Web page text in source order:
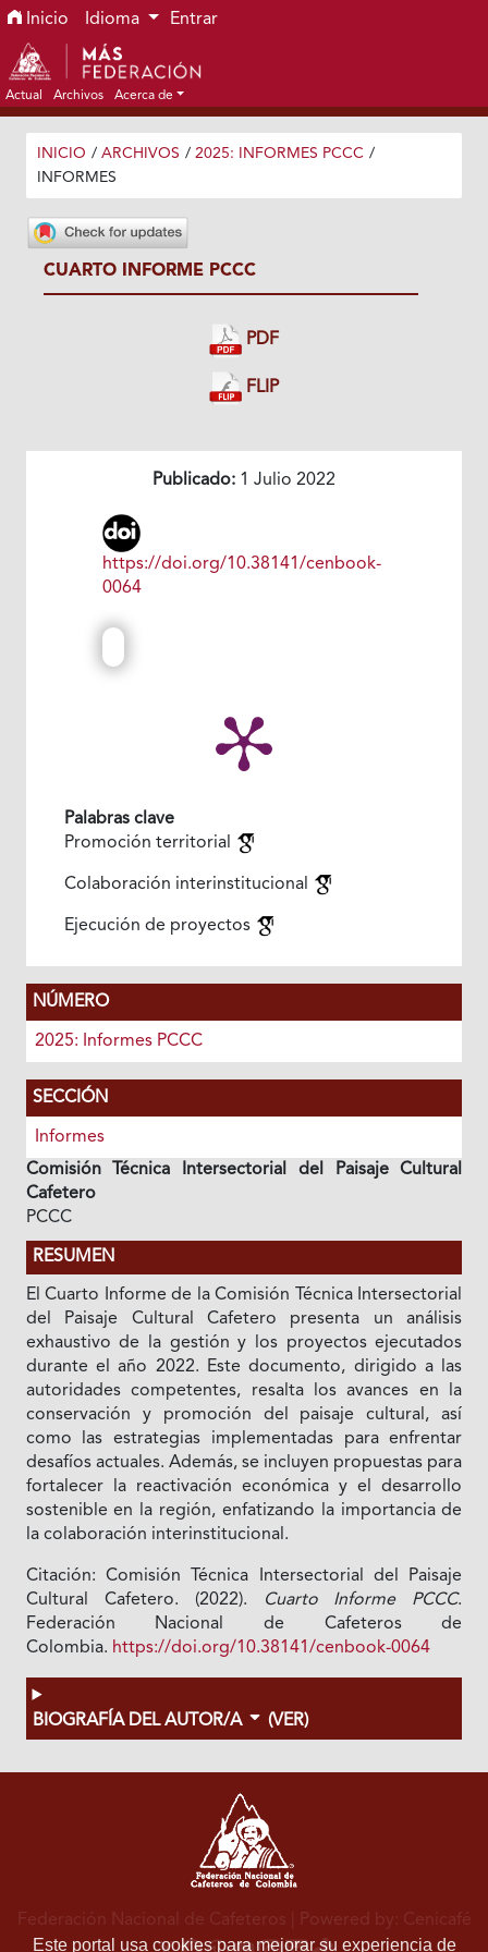
Ir al menú de navegación principal
Ir al contenido principal
Ir al pie de página del sitio
Inicio Idioma Entrar
Actual Archivos Acerca de
INICIO / ARCHIVOS / 2025: INFORMES PCCC /
INFORMES
CUARTO INFORME PCCC
PDF
FLIP
Publicado: 1 Julio 2022
https://doi.org/10.38141/cenbook-
0064
Palabras clave
Promoción territorial
Colaboración interinstitucional
Ejecución de proyectos
NÚMERO
2025: Informes PCCC
SECCIÓN
Informes
Comisión Técnica Intersectorial del Paisaje Cultural
Cafetero
PCCC
RESUMEN
El Cuarto Informe de la Comisión Técnica Intersectorial
del Paisaje Cultural Cafetero presenta un análisis
exhaustivo de la gestión y los proyectos ejecutados
durante el año 2022. Este documento, dirigido a las
autoridades competentes, resalta los avances en la
conservación y promoción del paisaje cultural, así
como las estrategias implementadas para enfrentar
desafíos actuales. Además, se incluyen propuestas para
fortalecer la reactivación económica y el desarrollo
sostenible en la región, enfatizando la importancia de
la colaboración interinstitucional.
Citación: Comisión Técnica Intersectorial del Paisaje
Cultural Cafetero. (2022).
Cuarto Informe PCCC.
Federación Nacional de Cafeteros de
Colombia. https://doi.org/10.38141/cenbook-0064
BIOGRAFÍA DEL AUTOR/A (VER)
Este portal usa cookies para mejorar su experiencia de
Federación Nacional de Cafeteros | Powered by: Cenicafé